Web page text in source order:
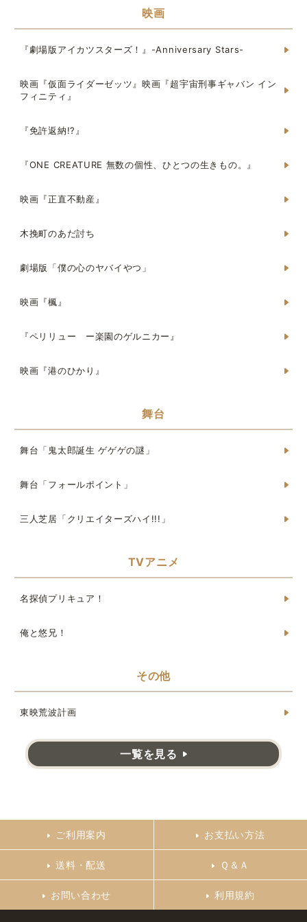
映画
『劇場版アイカツスターズ！』-Anniversary Stars-
映画『仮面ライダーゼッツ』映画『超宇宙刑事ギャバン イン
フィニティ』
『免許返納!?』
『ONE CREATURE 無数の個性、ひとつの生きもの。』
映画『正直不動産』
木挽町のあだ討ち
劇場版「僕の心のヤバイやつ」
映画『楓』
『ペリリュー ー楽園のゲルニカー』
映画『港のひかり』
舞台
舞台「鬼太郎誕生 ゲゲゲの謎」
舞台「フォールポイント」
三人芝居「クリエイターズハイ!!!」
TVアニメ
名探偵プリキュア！
俺と悠兄！
その他
東映荒波計画
一覧を見る
ご利用案内 お支払い方法
送料・配送 Ｑ＆Ａ
お問い合わせ 利用規約